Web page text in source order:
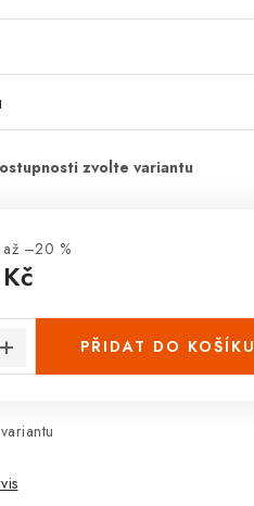
až –20 %
PŘIDAT DO KOŠÍKU